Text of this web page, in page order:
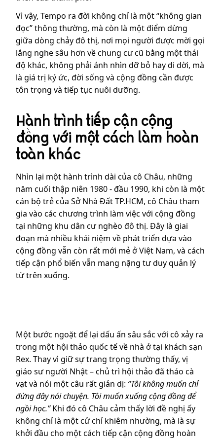
Vì vậy, Tempo ra đời không chỉ là một “không gian
đọc” thông thường, mà còn là một điểm dừng
giữa dòng chảy đô thị, nơi mọi người được mời gọi
lắng nghe sâu hơn về chung cư cũ bằng một thái
độ khác, không phải ánh nhìn dỡ bỏ hay di dời, mà
là giá trị ký ức, đời sống và cộng đồng cần được
tôn trọng và tiếp tục nuôi dưỡng.
Hành trình tiếp cận cộng
đồng với một cách làm hoàn
toàn khác
Nhìn lại một hành trình dài của cô Châu, những
năm cuối thập niên 1980 - đầu 1990, khi còn là một
cán bộ trẻ của Sở Nhà Đất TP.HCM, cô Châu tham
gia vào các chương trình làm việc với cộng đồng
tại những khu dân cư nghèo đô thị. Đây là giai
đoạn mà nhiều khái niệm về phát triển dựa vào
cộng đồng vẫn còn rất mới mẻ ở Việt Nam, và cách
tiếp cận phổ biến vẫn mang nặng tư duy quản lý
từ trên xuống.
Một bước ngoặt để lại dấu ấn sâu sắc với cô xảy ra
trong một hội thảo quốc tế về nhà ở tại khách sạn
Rex. Thay vì giữ sự trang trọng thường thấy, vị
giáo sư người Nhật – chủ trì hội thảo đã tháo cà
vạt và nói một câu rất giản dị: “Tôi không muốn chỉ
đứng đây nói chuyện. Tôi muốn xuống cộng đồng để
ngồi học.”Khi đó cô Châu cảm thấy lời đề nghị ấy
không chỉ là một cử chỉ khiêm nhường, mà là sự
khởi đầu cho một cách tiếp cận cộng đồng hoàn